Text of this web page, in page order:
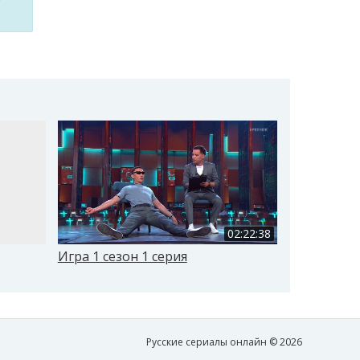
02:22:38
Игра 1 сезон 1 серия
Русские сериалы онлайн © 2026